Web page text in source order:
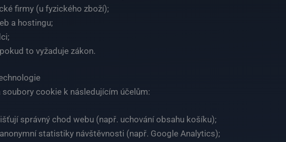
firmy (u fyzického zboží);
a hostingu;
to vyžaduje zákon.
cookie k následujícím účelům:
správný chod webu (např. uchování obsahu košíku);
statistiky návštěvnosti (např. Google Analytics);